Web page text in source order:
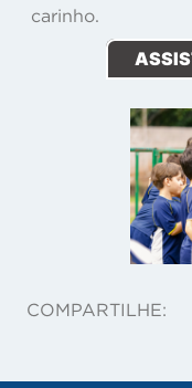
carinho.
COMPARTILHE: